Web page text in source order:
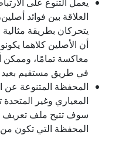
العلاقة بين فوائد
يتحركان بطريقة
أن الأصلين كلاهما
معاكسة تمامًا، وممكن
في طريق مستقيم بعيد
المحفظة المتنوعة عن
المعياري وغير المتحدة
سوف تتيح ملف تعريف
المحفظة التي تكون